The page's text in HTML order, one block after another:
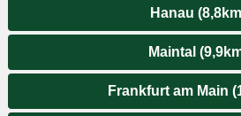
Hanau
Maintal
Frankfurt am Main